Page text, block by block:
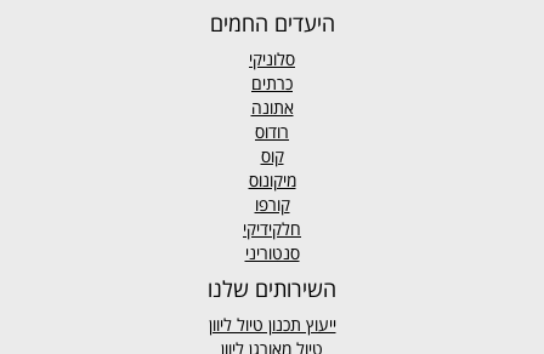
היעדים החמים
סלוניקי
כרתים
אתונה
רודוס
קוס
מיקונוס
קורפו
חלקידיקי
סנטוריני
השירותים שלנו
ייעוץ תכנון טיול ליוון
טיול מאורגן ליוון